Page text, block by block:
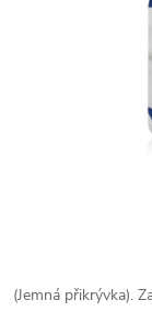
(Jemná přikrývka).